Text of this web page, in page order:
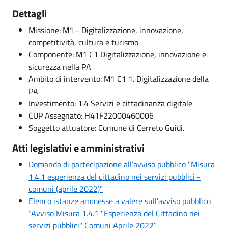
Dettagli
Missione: M1 - Digitalizzazione, innovazione,
competitività, cultura e turismo
Componente: M1 C1 Digitalizzazione, innovazione e
sicurezza nella PA
Ambito di intervento: M1 C1 1. Digitalizzazione della
PA
Investimento: 1.4 Servizi e cittadinanza digitale
CUP Assegnato: H41F22000460006
Soggetto attuatore: Comune di Cerreto Guidi.
Atti legislativi e amministrativi
Domanda di partecipazione all’avviso pubblico "Misura
1.4.1 esperienza del cittadino nei servizi pubblici -
comuni (aprile 2022)"
Elenco istanze ammesse a valere sull'avviso pubblico
“Avviso Misura 1.4.1 "Esperienza del Cittadino nei
servizi pubblici" Comuni Aprile 2022”